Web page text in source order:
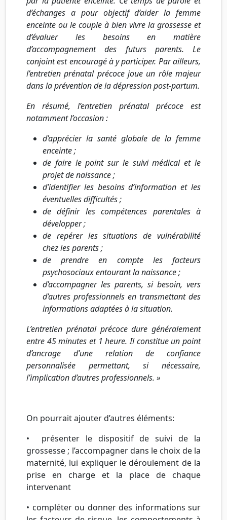
d’échanges a pour objectif d’aider la femme
enceinte ou le couple à bien vivre la grossesse et
d’évaluer les besoins en matière
d’accompagnement des futurs parents. Le
conjoint est encouragé à y participer. Par ailleurs,
l’entretien prénatal précoce joue un rôle majeur
dans la prévention de la dépression post-partum.
En résumé, l’entretien prénatal précoce est
notamment l’occasion :
d’apprécier la santé globale de la femme
enceinte ;
de faire le point sur le suivi médical et le
projet de naissance ;
d’identifier les besoins d’information et les
éventuelles difficultés ;
de définir les compétences parentales à
développer ;
de repérer les situations de vulnérabilité
chez les parents ;
de prendre en compte les facteurs
psychosociaux entourant la naissance ;
d’accompagner les parents, si besoin, vers
d’autres professionnels en transmettant des
informations adaptées à la situation.
L’entretien prénatal précoce dure généralement
entre 45 minutes et 1 heure. Il constitue un point
d’ancrage d’une relation de confiance
personnalisée permettant, si nécessaire,
l’implication d’autres professionnels. »
On pourrait ajouter d’autres éléments:
•
présenter le dispositif de suivi de la
grossesse ; l’accompagner dans le choix de la
maternité, lui expliquer le déroulement de la
prise en charge et la place de chaque
intervenant
• compléter ou donner des informations sur